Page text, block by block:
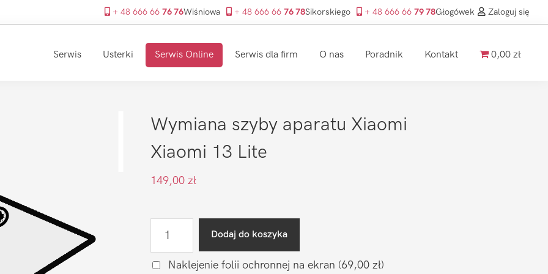
+ 48 666 66 76 76Wiśniowa + 48 666 66 76 78Sikorskiego + 48 666 66 79 78Głogówek Zaloguj się
Serwis Usterki Serwis Online Serwis dla firm O nas Poradnik Kontakt 0,00 zł
Wymiana szyby aparatu Xiaomi
Xiaomi 13 Lite
149,00 zł
szyby
Dodaj do koszyka
Naklejenie folii ochronnej na ekran (69,00 zł)